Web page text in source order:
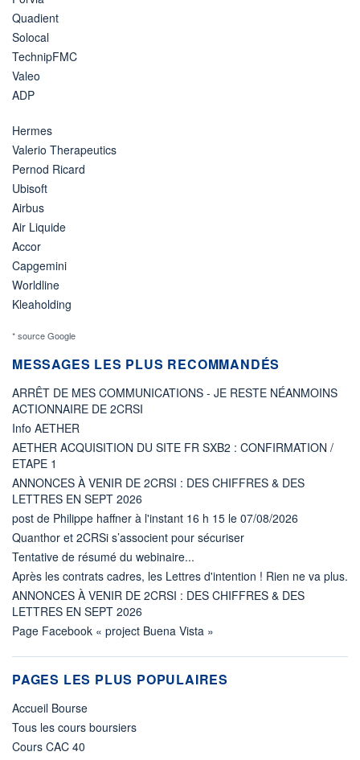
Quadient
Solocal
TechnipFMC
Valeo
ADP
Hermes
Valerio Therapeutics
Pernod Ricard
Ubisoft
Airbus
Air Liquide
Accor
Capgemini
Worldline
Kleaholding
* source Google
MESSAGES LES PLUS RECOMMANDÉS
ARRÊT DE MES COMMUNICATIONS - JE RESTE NÉANMOINS
ACTIONNAIRE DE 2CRSI
Info AETHER
AETHER ACQUISITION DU SITE FR SXB2 : CONFIRMATION /
ETAPE 1
ANNONCES À VENIR DE 2CRSI : DES CHIFFRES & DES
LETTRES EN SEPT 2026
post de Philippe haffner à l'instant 16 h 15 le 07/08/2026
Quanthor et 2CRSi s’associent pour sécuriser
Tentative de résumé du webinaire...
Après les contrats cadres, les Lettres d'intention ! Rien ne va plus.
ANNONCES À VENIR DE 2CRSI : DES CHIFFRES & DES
LETTRES EN SEPT 2026
Page Facebook « project Buena Vista »
PAGES LES PLUS POPULAIRES
Accueil Bourse
Tous les cours boursiers
Cours CAC 40